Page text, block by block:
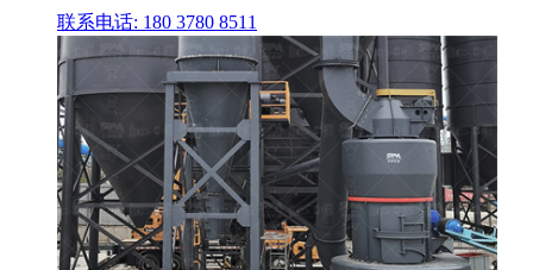
联系电话: 180 3780 8511